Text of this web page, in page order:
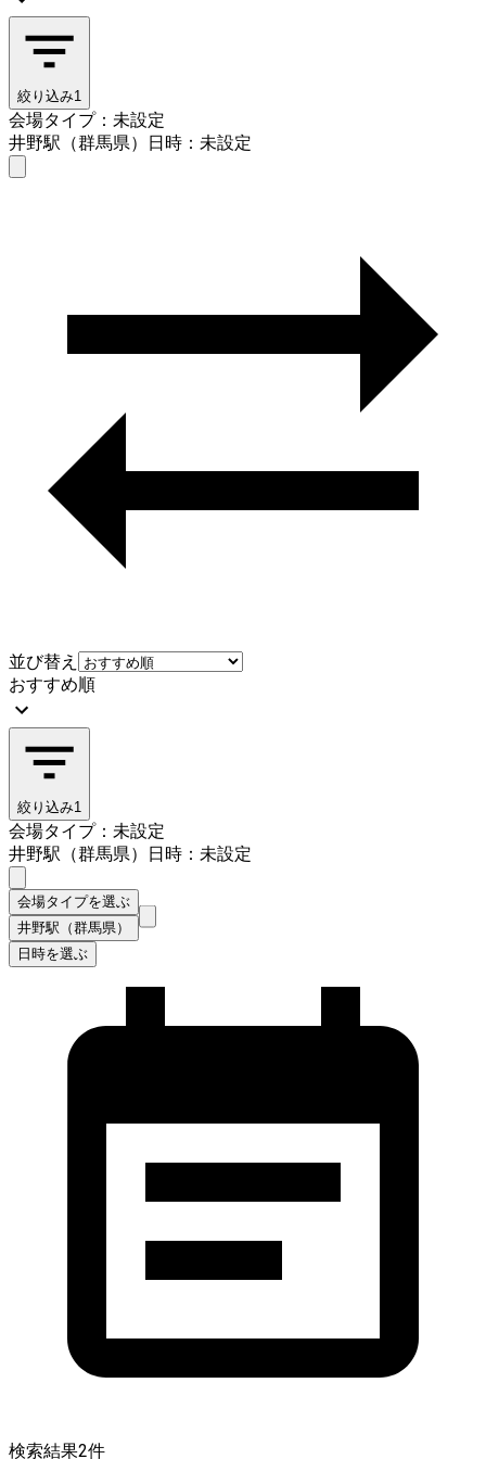
絞り込み1
会場タイプ：未設定
井野駅（群馬県）
日時：未設定
並び替え
おすすめ順
絞り込み1
会場タイプ：未設定
井野駅（群馬県）
日時：未設定
会場タイプを選ぶ
井野駅（群馬県）
日時を選ぶ
検索結果2件